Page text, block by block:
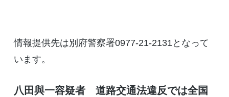
情報提供先は別府警察署0977-21-2131となって
います。
八田與一容疑者 道路交通法違反では全国